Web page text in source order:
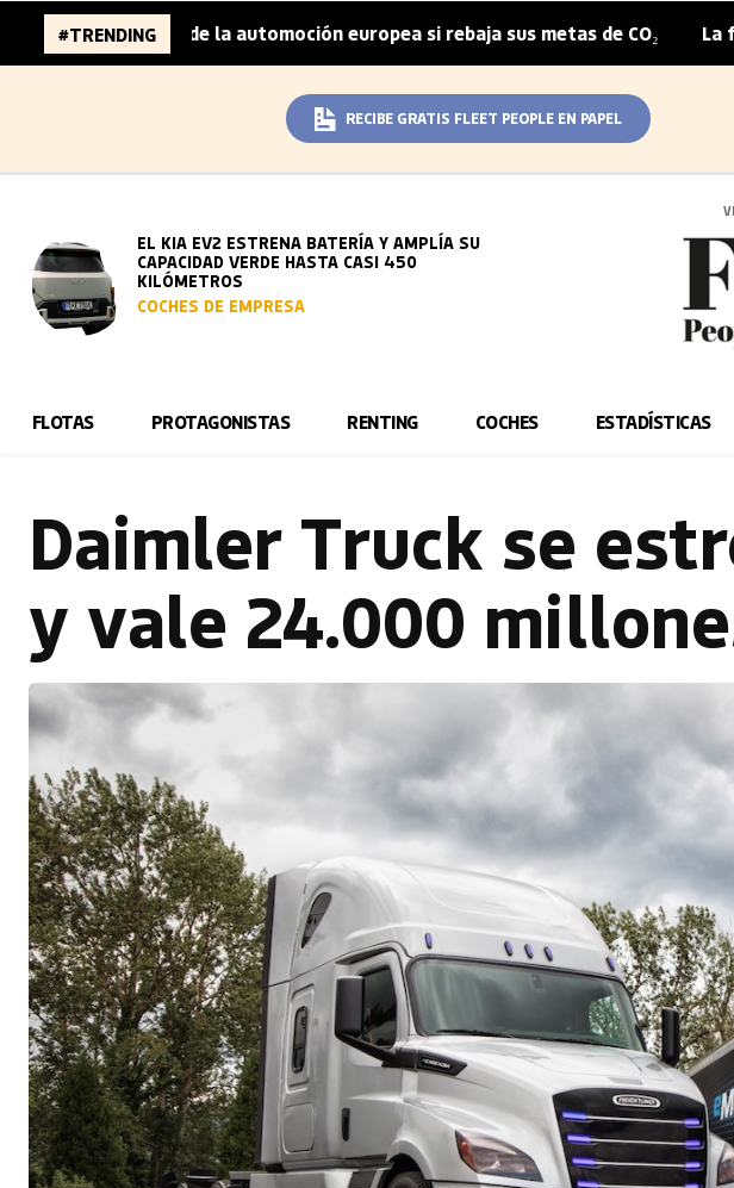
#TRENDING
de la automoción europea si rebaja sus metas de CO₂ | La fiscalidad
RECIBE GRATIS FLEET PEOPLE EN PAPEL
EL KIA EV2 ESTRENA BATERÍA Y AMPLÍA SU
CAPACIDAD VERDE HASTA CASI 450
KILÓMETROS
COCHES DE EMPRESA
FLOTAS PROTAGONISTAS RENTING COCHES ESTADÍSTICAS
Daimler Truck se
y vale 24.000